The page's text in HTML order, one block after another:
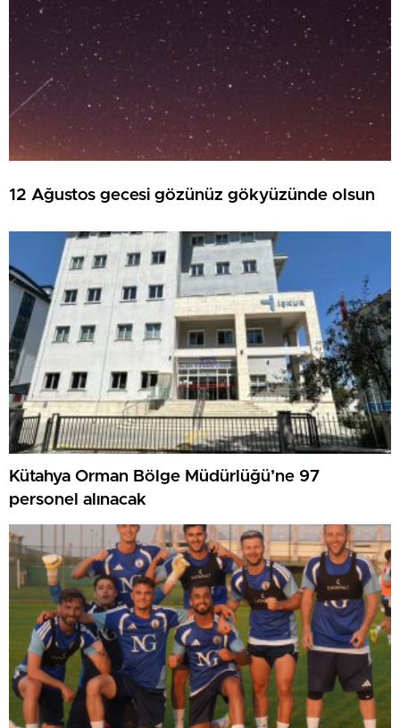
12 Ağustos gecesi gözünüz gökyüzünde olsun
Kütahya Orman Bölge Müdürlüğü’ne 97
personel alınacak